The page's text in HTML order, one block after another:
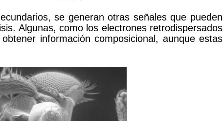
se generan otras señales que pueden
Algunas, como los electrones retrodispersados
información composicional, aunque estas